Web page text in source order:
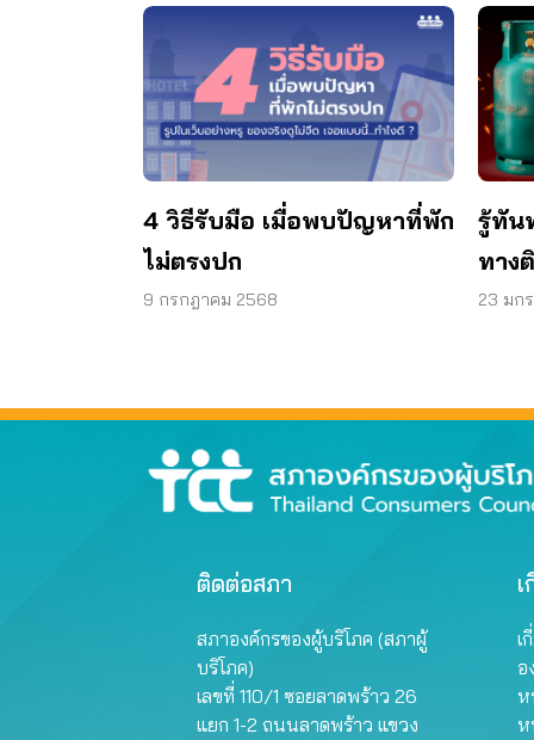
4 วิธีรับมือ เมื่อพบปัญหาที่พัก
ไม่ตรงปก
9 กรกฎาคม 2568
รู้ทัน
ทาง
23 มก
ติดต่อสภา
สภาองค์กรของผู้บริโภค (สภาผู้
บริโภค)
เลขที่ 110/1 ซอยลาดพร้าว 26
แยก 1-2 ถนนลาดพร้าว แขวง
เ
อ
ห
ห